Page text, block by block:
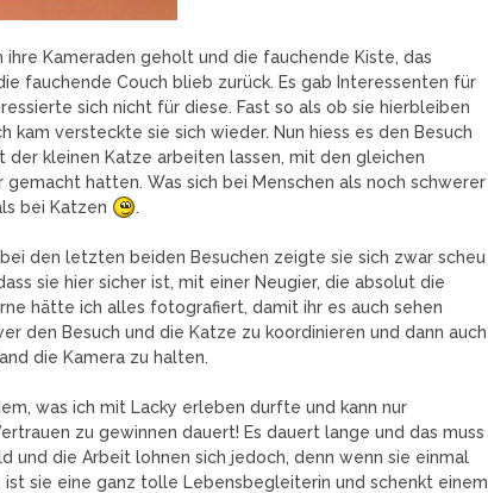
ihre Kameraden geholt und die fauchende Kiste, das
fauchende Couch blieb zurück. Es gab Interessenten für
sich nicht für diese. Fast so als ob sie hierbleiben
kam versteckte sie sich wieder. Nun hiess es den Besuch
der kleinen Katze arbeiten lassen, mit den gleichen
gemacht hatten. Was sich bei Menschen als noch schwerer
bei Katzen
.
den letzten beiden Besuchen zeigte sie sich zwar scheu
sie hier sicher ist, mit einer Neugier, die absolut die
hätte ich alles fotografiert, damit ihr es auch sehen
den Besuch und die Katze zu koordinieren und dann auch
die Kamera zu halten.
was ich mit Lacky erleben durfte und kann nur
zu gewinnen dauert! Es dauert lange und das muss
und die Arbeit lohnen sich jedoch, denn wenn sie einmal
sie eine ganz tolle Lebensbegleiterin und schenkt einem